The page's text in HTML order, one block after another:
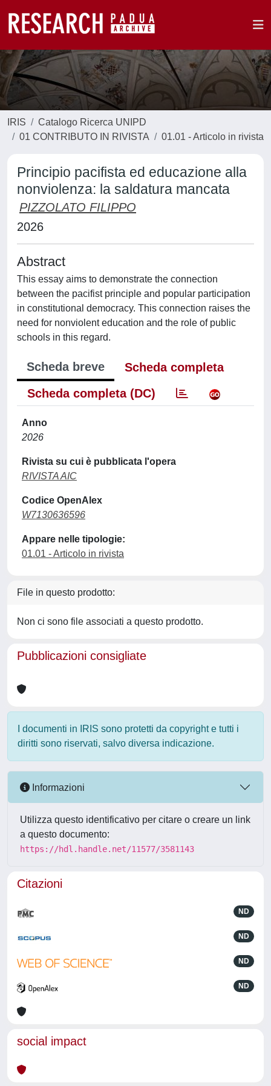
IRIS
Catalogo Ricerca UNIPD
01 CONTRIBUTO IN RIVISTA
01.01 - Articolo in rivista
Principio pacifista ed educazione alla
nonviolenza: la saldatura mancata
PIZZOLATO FILIPPO
2026
Abstract
This essay aims to demonstrate the connection
between the pacifist principle and popular participation
in constitutional democracy. This connection raises the
need for nonviolent education and the role of public
schools in this regard.
Scheda breve
Scheda completa
Scheda completa (DC)
Anno
2026
Rivista su cui è pubblicata l'opera
RIVISTA AIC
Codice OpenAlex
W7130636596
Appare nelle tipologie:
01.01 - Articolo in rivista
File in questo prodotto:
Non ci sono file associati a questo prodotto.
Pubblicazioni consigliate
I documenti in IRIS sono protetti da copyright e tutti i
diritti sono riservati, salvo diversa indicazione.
Informazioni
Utilizza questo identificativo per citare o creare un link
a questo documento:
https://hdl.handle.net/11577/3581143
Citazioni
ND
ND
ND
ND
social impact